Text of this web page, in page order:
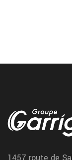
Gourdon
Nous assurons